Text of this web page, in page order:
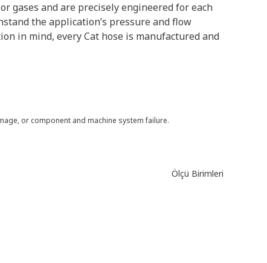
gases and are precisely engineered for each
the application’s pressure and flow
in mind, every Cat hose is manufactured and
or component and machine system failure.
Ölçü Birimleri